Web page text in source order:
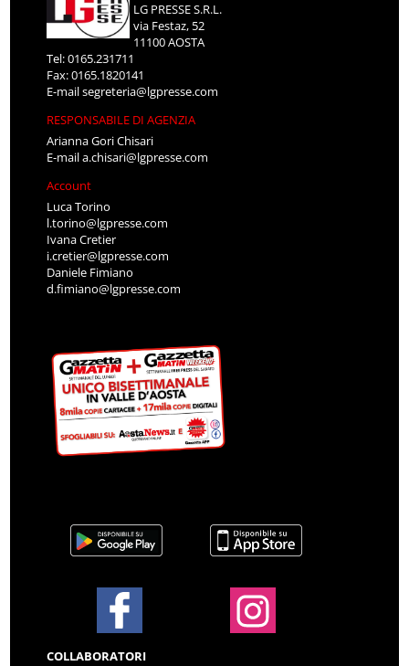
LG PRESSE S.R.L.
via Festaz, 52
11100 AOSTA
Tel: 0165.231711
Fax: 0165.1820141
E-mailsegreteria@lgpresse.com
RESPONSABILE DI AGENZIA
Arianna Gori Chisari
E-maila.chisari@lgpresse.com
Account
Luca Torino
l.torino@lgpresse.com
Ivana Cretier
i.cretier@lgpresse.com
Daniele Fimiano
d.fimiano@lgpresse.com
COLLABORATORI